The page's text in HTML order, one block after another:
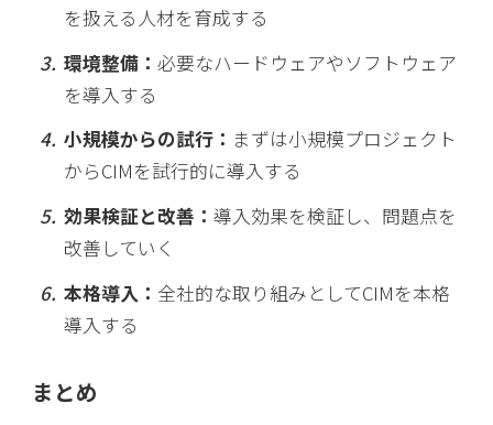
を扱える人材を育成する
環境整備： 必要なハードウェアやソフトウェア
を導入する
小規模からの試行： まずは小規模プロジェクト
からCIMを試行的に導入する
効果検証と改善： 導入効果を検証し、問題点を
改善していく
本格導入： 全社的な取り組みとしてCIMを本格
導入する
まとめ